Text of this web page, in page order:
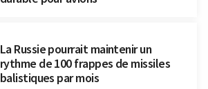
La Russie pourrait maintenir un
rythme de 100 frappes de missiles
balistiques par mois